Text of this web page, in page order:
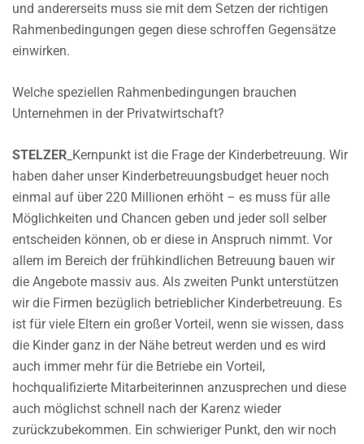
und andererseits muss sie mit dem Setzen der richtigen
Rahmenbedingungen gegen diese schroffen Gegensätze
einwirken.
Welche speziellen Rahmenbedingungen brauchen
Unternehmen in der Privatwirtschaft?
STELZER _Kernpunkt ist die Frage der Kinderbetreuung. Wir
haben daher unser Kinderbetreuungsbudget heuer noch
einmal auf über 220 Millionen erhöht – es muss für alle
Möglichkeiten und Chancen geben und jeder soll selber
entscheiden können, ob er diese in Anspruch nimmt. Vor
allem im Bereich der frühkindlichen Betreuung bauen wir
die Angebote massiv aus. Als zweiten Punkt unterstützen
wir die Firmen bezüglich betrieblicher Kinderbetreuung. Es
ist für viele Eltern ein großer Vorteil, wenn sie wissen, dass
die Kinder ganz in der Nähe betreut werden und es wird
auch immer mehr für die Betriebe ein Vorteil,
hochqualifizierte Mitarbeiterinnen anzusprechen und diese
auch möglichst schnell nach der Karenz wieder
zurückzubekommen. Ein schwieriger Punkt, den wir noch